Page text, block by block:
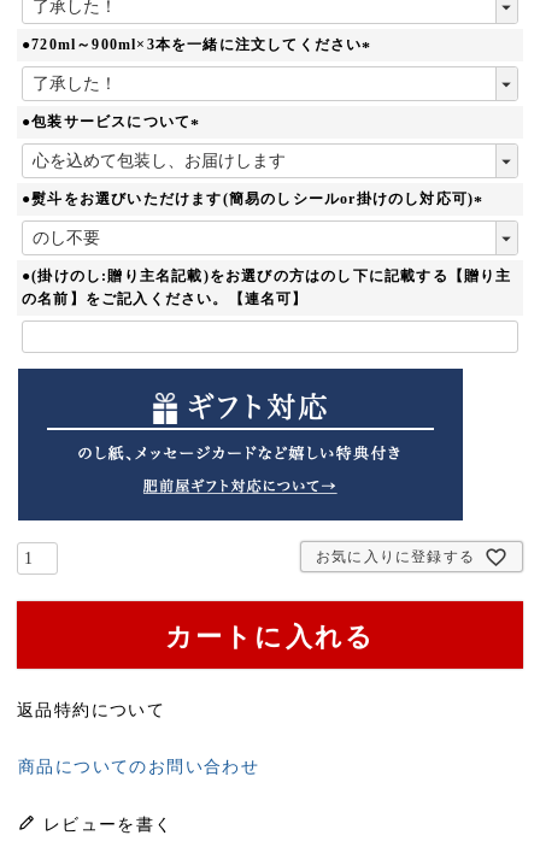
必
須
)
●720ml～900ml×3本を一緒に注文してください
必
)
●包装サービスについて
(
必
須
)
●熨斗をお選びいただけます(簡易のしシールor掛けのし対応可)
必
須
●(掛けのし:贈り主名記載)をお選びの方はのし下に記載する【贈り主
の名前】をご記入ください。【連名可】
お気に入りに登録する
カートに入れる
返品特約について
商品についてのお問い合わせ
レビューを書く